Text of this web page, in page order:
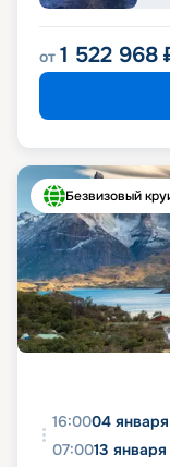
от 1 522 968
Безвизовый
16:0004
07:0013